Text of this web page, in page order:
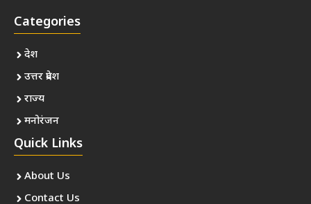
Categories
देश
उत्तर प्रदेश
राज्य
मनोरंजन
Quick Links
About Us
Contact Us